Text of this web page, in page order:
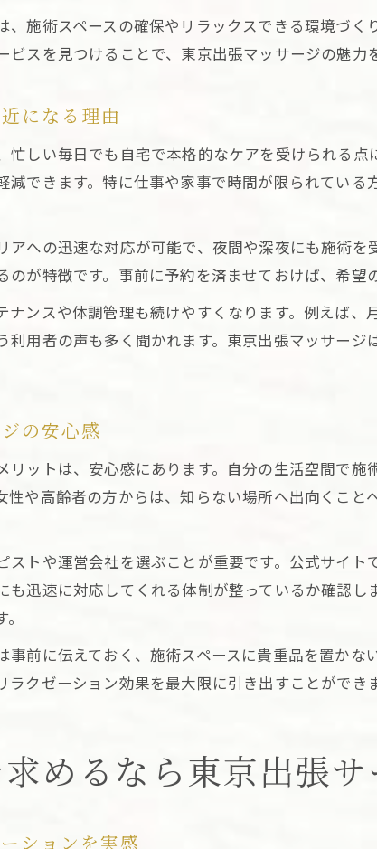
施術スペースの確保やリラックスできる環境づく
スを見つけることで、東京出張マッサージの魅力
になる理由
しい毎日でも自宅で本格的なケアを受けられる
できます。特に仕事や家事で時間が限られてい
への迅速な対応が可能で、夜間や深夜にも施術を
が特徴です。事前に予約を済ませておけば、希望
ンスや体調管理も続けやすくなります。例えば
用者の声も多く聞かれます。東京出張マッサー
の安心感
ットは、安心感にあります。自分の生活空間で
性や高齢者の方からは、知らない場所へ出向くこ
トや運営会社を選ぶことが重要です。公式サイ
も迅速に対応してくれる体制が整っているか確認
前に伝えておく、施術スペースに貴重品を置か
クゼーション効果を最大限に引き出すことができま
めるなら東京出張サ
ションを実感